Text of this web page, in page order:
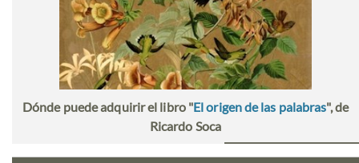
Dónde puede adquirir el libro "El origen de las palabras", de
Ricardo Soca